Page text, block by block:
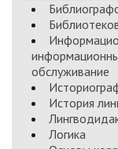
обслуживание
История
Логика